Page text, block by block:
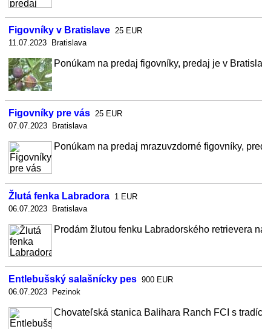
Figovníky v Bratislave 25 EUR
11.07.2023 Bratislava
Ponúkam na predaj figovníky, predaj je v
Figovníky pre vás 25 EUR
07.07.2023 Bratislava
Ponúkam na predaj mrazuvzdorné figovníky,
Žlutá fenka Labradora 1 EUR
06.07.2023 Bratislava
Prodám žlutou fenku Labradorského retrievera
Entlebušský salašnícky pes 900 EUR
06.07.2023 Pezinok
Chovateľská stanica Balihara Ranch FCI s